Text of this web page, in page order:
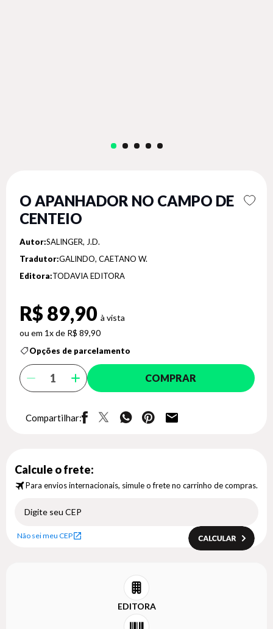
O APANHADOR NO CAMPO DE
CENTEIO
Autor:SALINGER, J.D.
Tradutor:GALINDO, CAETANO W.
Editora:TODAVIA EDITORA
R$ 89,90
1x de R$ 89,90
Opções de parcelamento
COMPRAR
Compartilhar:
Calcule o frete:
Para envios internacionais, simule o frete no carrinho de compras.
Não sei meu CEP
EDITORA